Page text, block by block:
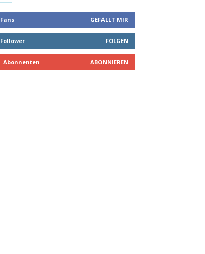
Fans GEFÄLLT MIR
Follower FOLGEN
Abonnenten ABONNIEREN